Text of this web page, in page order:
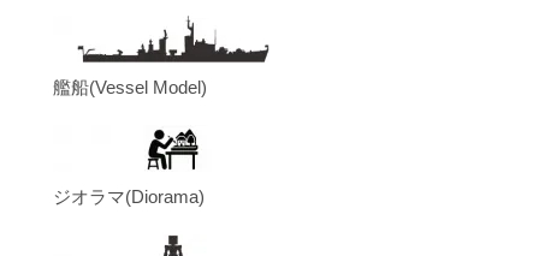
艦船(Vessel Model)
ジオラマ(Diorama)